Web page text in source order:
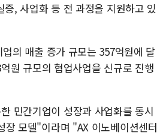
, 사업화 등 전 과정을 지원하고 있
의 매출 증가 규모는 357억원에 달
원 규모의 협업사업을 신규로 진행
민간기업이 성장과 사업화를 동시
모델"이라며 "AX 이노베이션센터